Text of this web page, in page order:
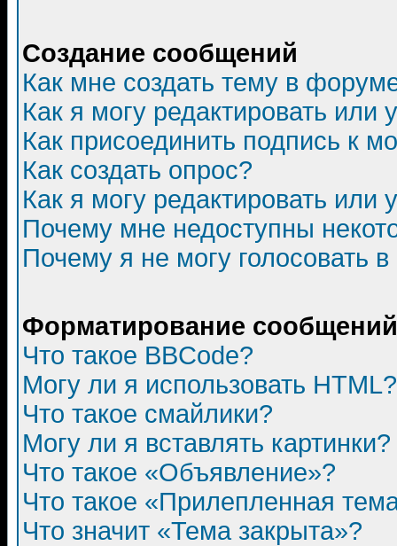
Создание сообщений
Как мне создать тему в
Как я могу редактировать или
Как присоединить подпись к
Как создать опрос?
Как я могу редактировать или
Почему мне недоступны
Почему я не могу голосовать
Форматирование
Что такое BBCode?
Могу ли я использовать HTML?
Что такое смайлики?
Могу ли я вставлять картинки?
Что такое «Объявление»?
Что такое «Прилепленная
Что значит «Тема закрыта»?